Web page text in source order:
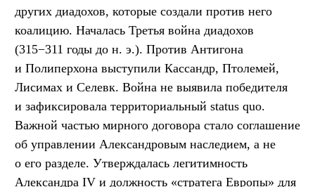
других диадохов, которые создали против него
коалицию. Началась Третья война диадохов
(315−311 годы до н. э.). Против Антигона
и Полиперхона выступили Кассандр, Птолемей,
Лисимах и Селевк. Война не выявила победителя
и зафиксировала территориальный status quo.
Важной частью мирного договора стало соглашение
об управлении Александровым наследием, а не
о его разделе. Утверждалась легитимность
Александра IV и должность «стратега Европы» для